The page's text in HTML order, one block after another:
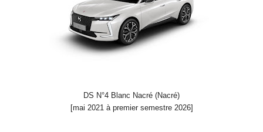
DS N°4 Blanc Nacré (Nacré)
[mai 2021 à premier semestre 2026]